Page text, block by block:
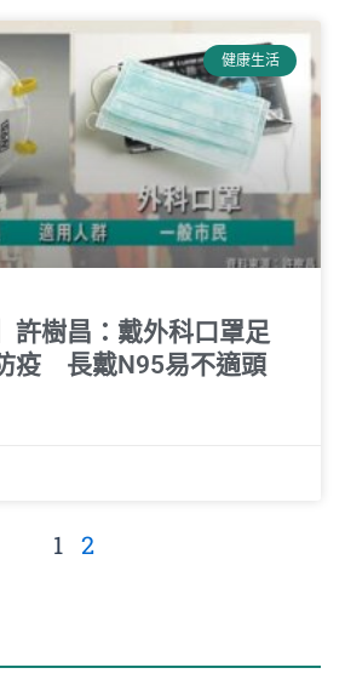
健康生活
許樹昌：戴外科口罩足
疫 長戴N95易不適頭
1 2